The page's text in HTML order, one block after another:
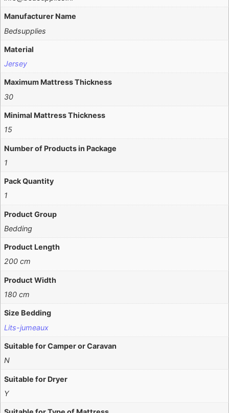
Manufacturer Name
Bedsupplies
Material
Jersey
Maximum Mattress Thickness
30
Minimal Mattress Thickness
15
Number of Products in Package
1
Pack Quantity
1
Product Group
Bedding
Product Length
200 cm
Product Width
180 cm
Size Bedding
Lits-jumeaux
Suitable for Camper or Caravan
N
Suitable for Dryer
Y